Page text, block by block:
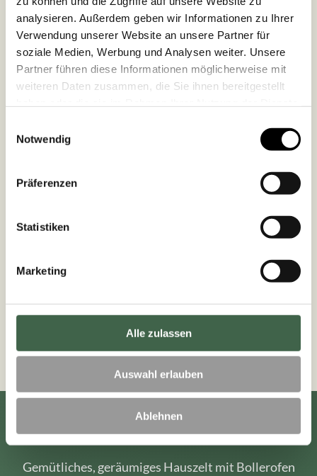
analysieren. Außerdem geben wir Informationen zu Ihrer
Verwendung unserer Website an unsere Partner für
soziale Medien, Werbung und Analysen weiter. Unsere
Partner führen diese Informationen möglicherweise mit
weiteren Daten zusammen, die Sie ihnen bereitgestellt
Notwendig
Präferenzen
Statistiken
Marketing
Alle zulassen
Auswahl erlauben
Ablehnen
SCHWARZWALDZELT
Gemütliches, geräumiges Hauszelt mit Bollerofen